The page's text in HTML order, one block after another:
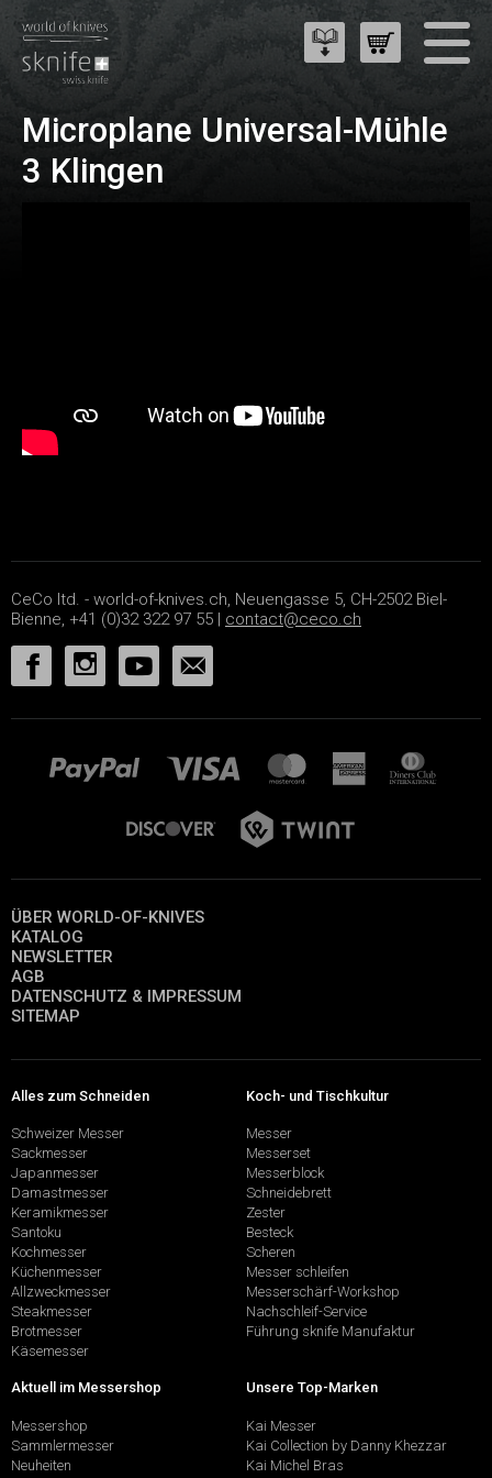
Microplane Universal-Mühle
3 Klingen
CeCo ltd. - world-of-knives.ch, Neuengasse 5, CH-2502 Biel-
Bienne, +41 (0)32 322 97 55 | contact@ceco.ch
ÜBER WORLD-OF-KNIVES
KATALOG
NEWSLETTER
AGB
DATENSCHUTZ & IMPRESSUM
SITEMAP
Alles zum Schneiden
Schweizer Messer
Sackmesser
Japanmesser
Damastmesser
Keramikmesser
Santoku
Kochmesser
Küchenmesser
Allzweckmesser
Steakmesser
Brotmesser
Käsemesser
Koch- und Tischkultur
Messer
Messerset
Messerblock
Schneidebrett
Zester
Besteck
Scheren
Messer schleifen
Messerschärf-Workshop
Nachschleif-Service
Führung sknife Manufaktur
Aktuell im Messershop
Messershop
Sammlermesser
Neuheiten
Unsere Top-Marken
Kai Messer
Kai Collection by Danny Khezzar
Kai Michel Bras